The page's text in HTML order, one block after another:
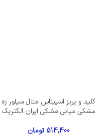
کلید و پریز اسپیناس متال سیلور زه
مشکی میانی مشکی ایران الکتریک
514,400 تومان